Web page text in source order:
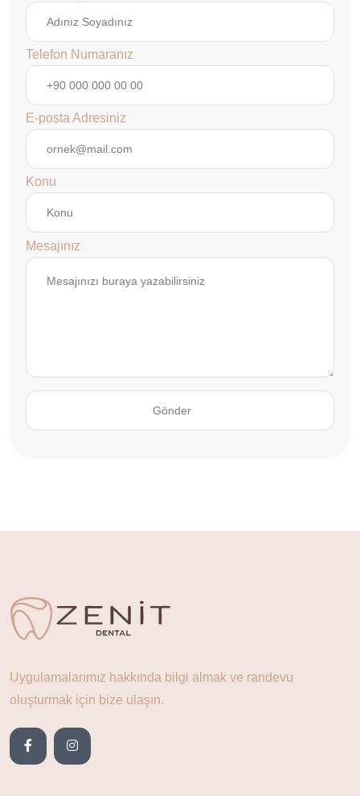
Telefon Numaranız
E-posta Adresiniz
Konu
Mesajınız
Uygulamalarımız hakkında bilgi almak ve randevu
oluşturmak için bize ulaşın.